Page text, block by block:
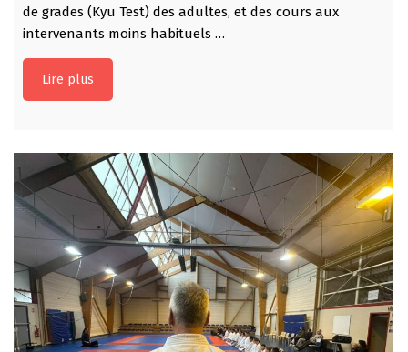
de grades (Kyu Test) des adultes, et des cours aux
intervenants moins habituels …
Lire plus